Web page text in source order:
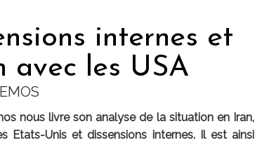
internes et
avec les USA
nous livre son analyse de la situation en Iran,
Etats-Unis et dissensions internes. Il est ainsi